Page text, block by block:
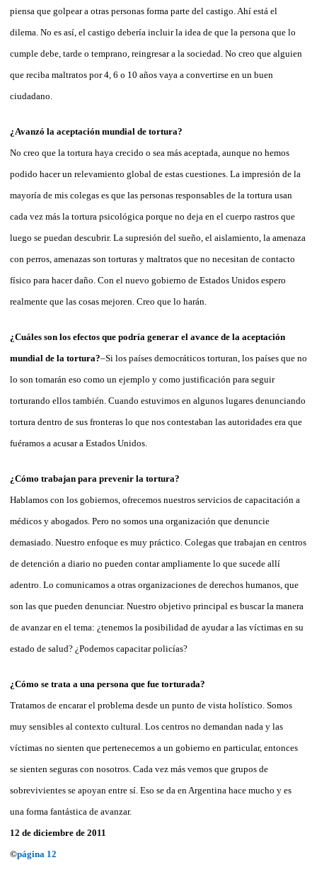
piensa que golpear a otras personas forma parte del castigo. Ahí está el
dilema. No es así, el castigo debería incluir la idea de que la persona que lo
cumple debe, tarde o temprano, reingresar a la sociedad. No creo que alguien
que reciba maltratos por 4, 6 o 10 años vaya a convertirse en un buen
ciudadano.
¿Avanzó la aceptación mundial de tortura?
No creo que la tortura haya crecido o sea más aceptada, aunque no hemos
podido hacer un relevamiento global de estas cuestiones. La impresión de la
mayoría de mis colegas es que las personas responsables de la tortura usan
cada vez más la tortura psicológica porque no deja en el cuerpo rastros que
luego se puedan descubrir. La supresión del sueño, el aislamiento, la amenaza
con perros, amenazas son torturas y maltratos que no necesitan de contacto
físico para hacer daño. Con el nuevo gobierno de Estados Unidos espero
realmente que las cosas mejoren. Creo que lo harán.
¿Cuáles son los efectos que podría generar el avance de la aceptación
mundial de la tortura?–Si los países democráticos torturan, los países que no
lo son tomarán eso como un ejemplo y como justificación para seguir
torturando ellos también. Cuando estuvimos en algunos lugares denunciando
tortura dentro de sus fronteras lo que nos contestaban las autoridades era que
fuéramos a acusar a Estados Unidos.
¿Cómo trabajan para prevenir la tortura?
Hablamos con los gobiernos, ofrecemos nuestros servicios de capacitación a
médicos y abogados. Pero no somos una organización que denuncie
demasiado. Nuestro enfoque es muy práctico. Colegas que trabajan en centros
de detención a diario no pueden contar ampliamente lo que sucede allí
adentro. Lo comunicamos a otras organizaciones de derechos humanos, que
son las que pueden denunciar. Nuestro objetivo principal es buscar la manera
de avanzar en el tema: ¿tenemos la posibilidad de ayudar a las víctimas en su
estado de salud? ¿Podemos capacitar policías?
¿Cómo se trata a una persona que fue torturada?
Tratamos de encarar el problema desde un punto de vista holístico. Somos
muy sensibles al contexto cultural. Los centros no demandan nada y las
víctimas no sienten que pertenecemos a un gobierno en particular, entonces
se sienten seguras con nosotros. Cada vez más vemos que grupos de
sobrevivientes se apoyan entre sí. Eso se da en Argentina hace mucho y es
una forma fantástica de avanzar.
12 de diciembre de 2011
©página 12